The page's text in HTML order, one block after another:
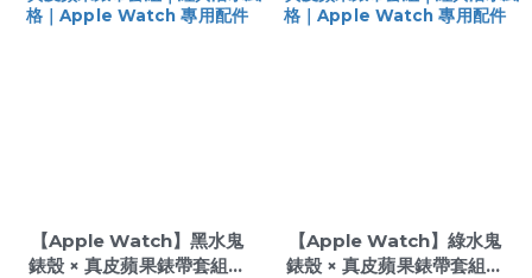
【Apple Watch】黑水鬼
錶殼 × 真皮蘋果錶帶套組｜
【Apple Watch】綠水鬼
錶殼 × 真皮蘋果錶帶套組｜